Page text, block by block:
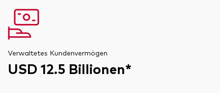
Verwaltetes Kundenvermögen
USD 12.5 Billionen*